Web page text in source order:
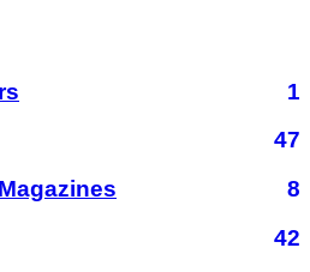
1
47
8
42